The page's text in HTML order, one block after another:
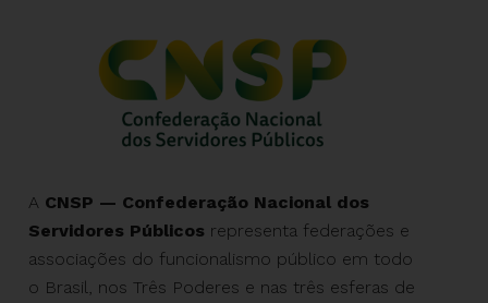
A CNSP — Confederação Nacional dos
Servidores Públicos representa federações e
associações do funcionalismo público em todo
o Brasil, nos Três Poderes e nas três esferas de